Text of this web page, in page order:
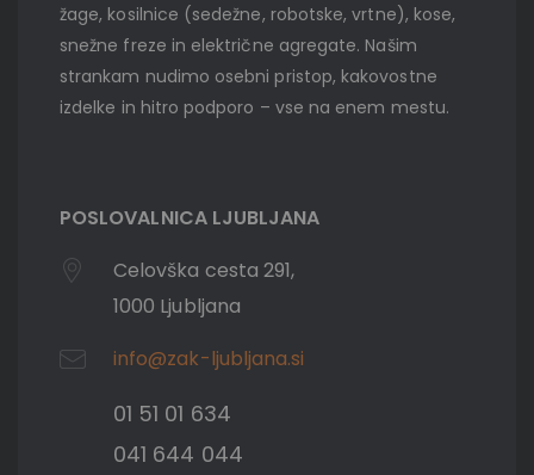
žage, kosilnice (sedežne, robotske, vrtne), kose,
snežne freze in električne agregate. Našim
strankam nudimo osebni pristop, kakovostne
izdelke in hitro podporo – vse na enem mestu.
POSLOVALNICA LJUBLJANA
Celovška cesta 291,
1000 Ljubljana
info@zak-ljubljana.si
01 51 01 634
041 644 044